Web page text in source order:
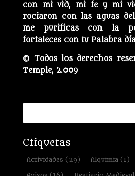
con mi vid, mi fe y mi
rociaron con las aguas
me purificas con la
fortaleces con tu Palabra
© Todos los derechos
Temple, 2.009
Etiquetas
Actividades (29) Alquimia(1)